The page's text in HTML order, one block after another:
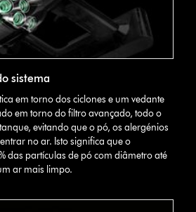
sistema
em torno dos ciclones e um vedante
em torno do filtro avançado, todo o
evitando que o pó, os alergénios
no ar. Isto significa que o
das partículas de pó com diâmetro até
ar mais limpo.